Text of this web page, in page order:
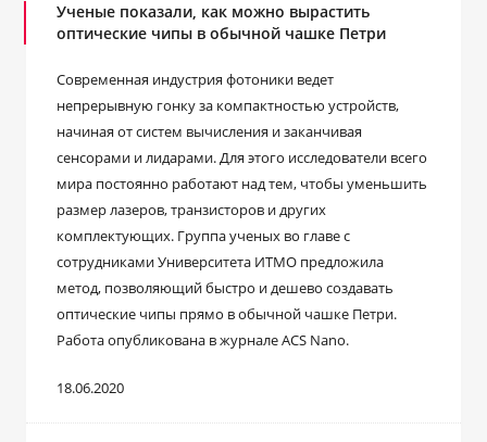
Ученые показали, как можно вырастить
оптические чипы в обычной чашке Петри
Современная индустрия фотоники ведет
непрерывную гонку за компактностью устройств,
начиная от систем вычисления и заканчивая
сенсорами и лидарами. Для этого исследователи всего
мира постоянно работают над тем, чтобы уменьшить
размер лазеров, транзисторов и других
комплектующих. Группа ученых во главе с
сотрудниками Университета ИТМО предложила
метод, позволяющий быстро и дешево создавать
оптические чипы прямо в обычной чашке Петри.
Работа опубликована в журнале ACS Nano.
18.06.2020